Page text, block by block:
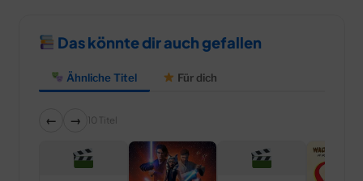
Das könnte dir auch gefallen
Ähnliche Titel Für dich
← → 10 Titel